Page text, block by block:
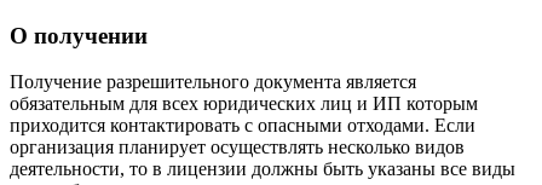
О получении
Получение разрешительного документа является
обязательным для всех юридических лиц и ИП которым
приходится контактировать с опасными отходами. Если
организация планирует осуществлять несколько видов
деятельности, то в лицензии должны быть указаны все виды